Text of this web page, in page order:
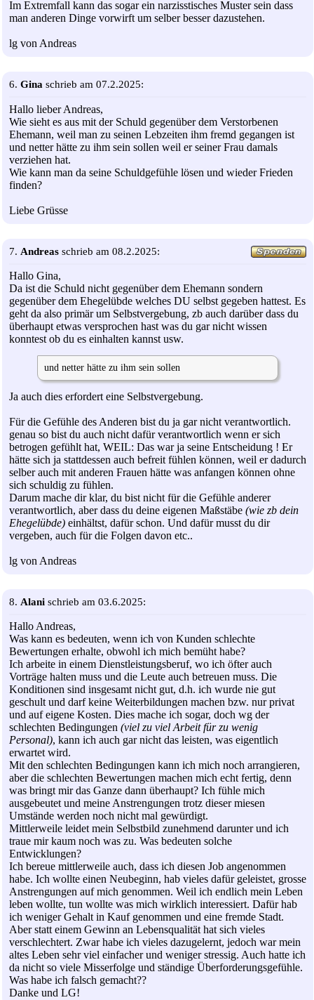
Im Extremfall kann das sogar ein narzisstisches Muster sein dass
man anderen Dinge vorwirft um selber besser dazustehen.
lg von Andreas
6. Gina schrieb am 07.2.2025:
Hallo lieber Andreas,
Wie sieht es aus mit der Schuld gegenüber dem Verstorbenen
Ehemann, weil man zu seinen Lebzeiten ihm fremd gegangen ist
und netter hätte zu ihm sein sollen weil er seiner Frau damals
verziehen hat.
Wie kann man da seine Schuldgefühle lösen und wieder Frieden
finden?
Liebe Grüsse
7. Andreas schrieb am 08.2.2025:
Hallo Gina,
Da ist die Schuld nicht gegenüber dem Ehemann sondern
gegenüber dem Ehegelübde welches DU selbst gegeben hattest. Es
geht da also primär um Selbstvergebung, zb auch darüber dass du
überhaupt etwas versprochen hast was du gar nicht wissen
konntest ob du es einhalten kannst usw.
und netter hätte zu ihm sein sollen
Ja auch dies erfordert eine Selbstvergebung.
Für die Gefühle des Anderen bist du ja gar nicht verantwortlich.
genau so bist du auch nicht dafür verantwortlich wenn er sich
betrogen gefühlt hat, WEIL: Das war ja seine Entscheidung ! Er
hätte sich ja stattdessen auch befreit fühlen können, weil er dadurch
selber auch mit anderen Frauen hätte was anfangen können ohne
sich schuldig zu fühlen.
Darum mache dir klar, du bist nicht für die Gefühle anderer
verantwortlich, aber dass du deine eigenen Maßstäbe (wie zb dein
Ehegelübde) einhältst, dafür schon. Und dafür musst du dir
vergeben, auch für die Folgen davon etc..
lg von Andreas
8. Alani schrieb am 03.6.2025:
Hallo Andreas,
Was kann es bedeuten, wenn ich von Kunden schlechte
Bewertungen erhalte, obwohl ich mich bemüht habe?
Ich arbeite in einem Dienstleistungsberuf, wo ich öfter auch
Vorträge halten muss und die Leute auch betreuen muss. Die
Konditionen sind insgesamt nicht gut, d.h. ich wurde nie gut
geschult und darf keine Weiterbildungen machen bzw. nur privat
und auf eigene Kosten. Dies mache ich sogar, doch wg der
schlechten Bedingungen (viel zu viel Arbeit für zu wenig
Personal), kann ich auch gar nicht das leisten, was eigentlich
erwartet wird.
Mit den schlechten Bedingungen kann ich mich noch arrangieren,
aber die schlechten Bewertungen machen mich echt fertig, denn
was bringt mir das Ganze dann überhaupt? Ich fühle mich
ausgebeutet und meine Anstrengungen trotz dieser miesen
Umstände werden noch nicht mal gewürdigt.
Mittlerweile leidet mein Selbstbild zunehmend darunter und ich
traue mir kaum noch was zu. Was bedeuten solche
Entwicklungen?
Ich bereue mittlerweile auch, dass ich diesen Job angenommen
habe. Ich wollte einen Neubeginn, hab vieles dafür geleistet, grosse
Anstrengungen auf mich genommen. Weil ich endlich mein Leben
leben wollte, tun wollte was mich wirklich interessiert. Dafür hab
ich weniger Gehalt in Kauf genommen und eine fremde Stadt.
Aber statt einem Gewinn an Lebensqualität hat sich vieles
verschlechtert. Zwar habe ich vieles dazugelernt, jedoch war mein
altes Leben sehr viel einfacher und weniger stressig. Auch hatte ich
da nicht so viele Misserfolge und ständige Überforderungsgefühle.
Was habe ich falsch gemacht??
Danke und LG!